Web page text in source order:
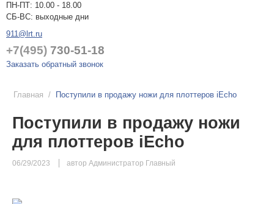
ПН-ПТ: 10.00 - 18.00
СБ-ВС: выходные дни
911@lrt.ru
+7(495) 730-51-18
Заказать обратный звонок
Главная / Поступили в продажу ножи для плоттеров iEcho
Поступили в продажу ножи
для плоттеров iEcho
06/29/2023 автор Администратор Главный